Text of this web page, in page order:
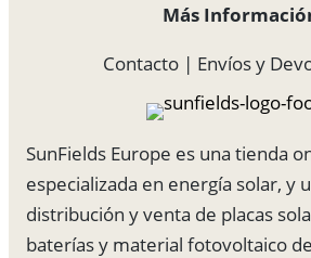
Más
Contacto| Envíos y
SunFields Europe es una tienda
especializada en energía solar, y
distribución y venta de placas
baterías y material fotovoltaico